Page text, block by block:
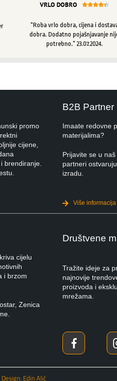
VRLO DOBRO 
“Roba vrlo dobra, cijena i
dobra. Dodatno pojašnjavanje
potrebno.” 23.07.2024.
promo
cijene,
brendiranje.
B2B Partner
Imaate redovne
materijalima?
Prijavite se u
partneri
izradu.
Više informacija
cijelu
i brzom
Zenica
Društvene
Tražite ideje za
najnovije
proizvoda i
mrežama.
Edin Alić